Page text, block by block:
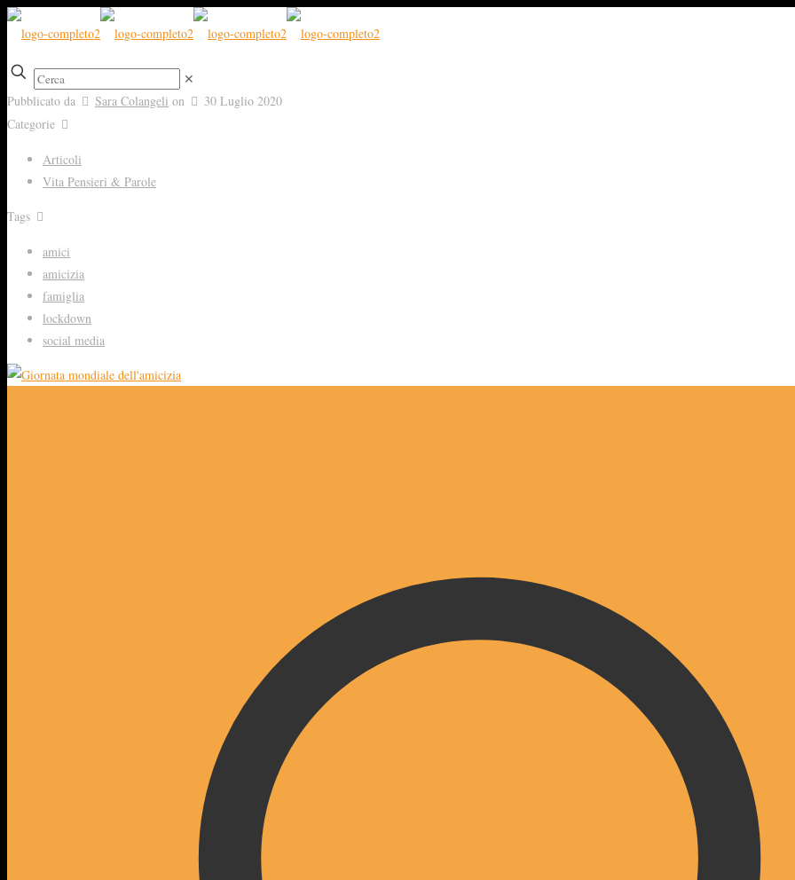
✕
Pubblicato da
Sara Colangeli on
30 Luglio 2020
Categorie
Articoli
Vita Pensieri & Parole
Tags
amici
amicizia
famiglia
lockdown
social media